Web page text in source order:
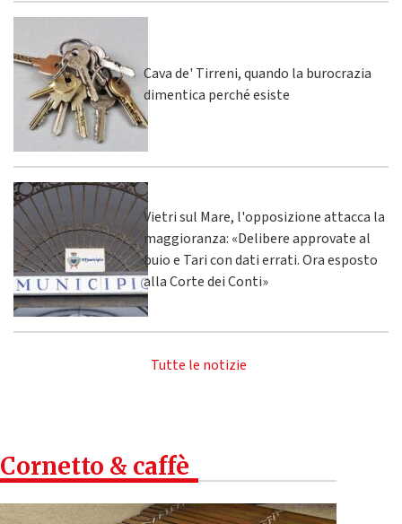
Cava de' Tirreni, quando la burocrazia
dimentica perché esiste
Vietri sul Mare, l'opposizione attacca la
maggioranza: «Delibere approvate al
buio e Tari con dati errati. Ora esposto
alla Corte dei Conti»
Tutte le notizie
Cornetto & caffè